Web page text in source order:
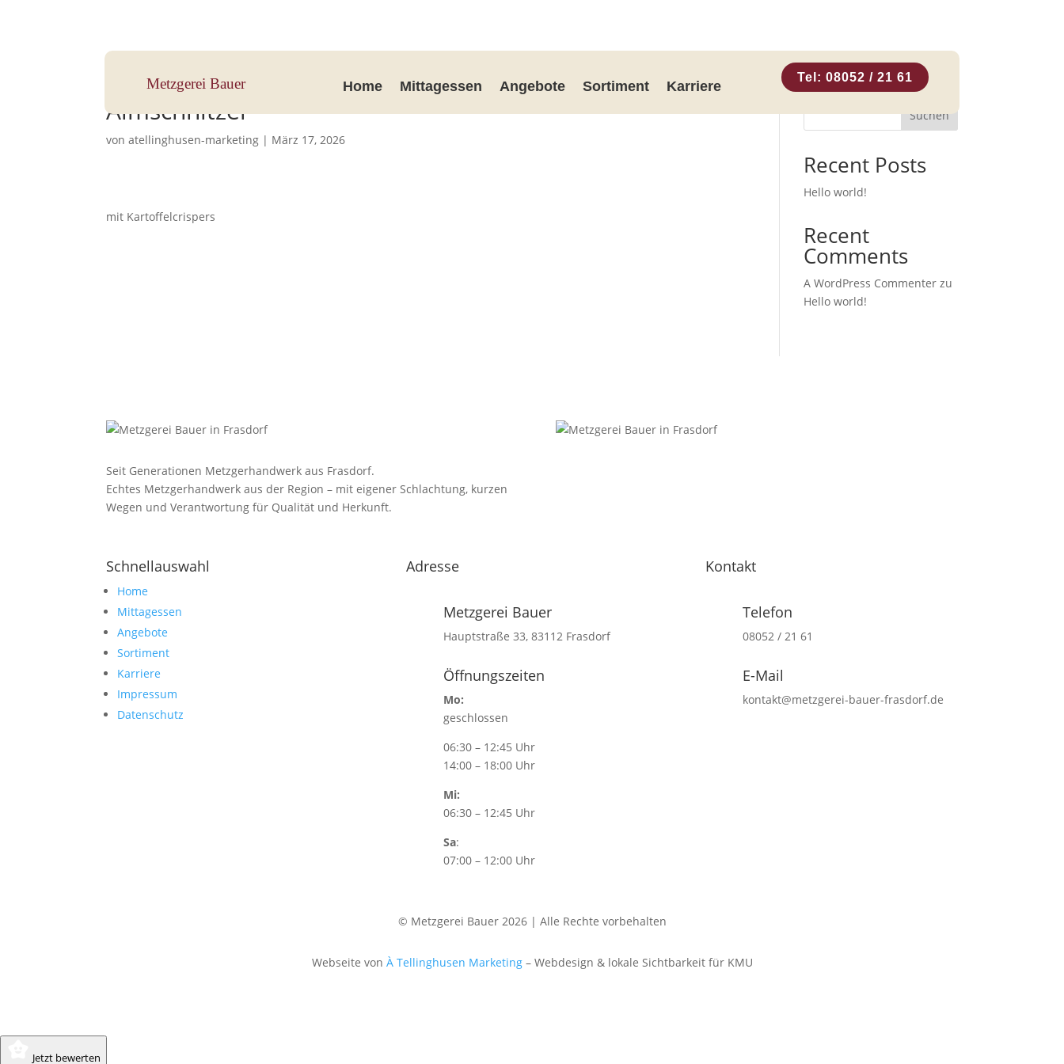
Metzgerei Bauer Home Mittagessen Angebote Sortiment Karriere
Tel: 08052 / 21 61
Almschnitzel
vonatellinghusen-marketing | März 17, 2026
mit Kartoffelcrispers
Suchen
Recent Posts
Hello world!
Recent
Comments
A WordPress Commenter zu
Hello world!
Seit Generationen Metzgerhandwerk aus Frasdorf.
Echtes Metzgerhandwerk aus der Region – mit eigener Schlachtung, kurzen
Wegen und Verantwortung für Qualität und Herkunft.
Schnellauswahl
Home
Mittagessen
Angebote
Sortiment
Karriere
Impressum
Datenschutz
Adresse
Metzgerei Bauer
Hauptstraße 33, 83112 Frasdorf
Öffnungszeiten
Mo:
geschlossen
06:30 – 12:45 Uhr
14:00 – 18:00 Uhr
Mi:
06:30 – 12:45 Uhr
Sa:
07:00 – 12:00 Uhr
Kontakt
Telefon
08052 / 21 61
E-Mail
kontakt@metzgerei-bauer-frasdorf.de
© Metzgerei Bauer 2026 | Alle Rechte vorbehalten
Webseite von À Tellinghusen Marketing – Webdesign & lokale Sichtbarkeit für KMU
Jetzt bewerten